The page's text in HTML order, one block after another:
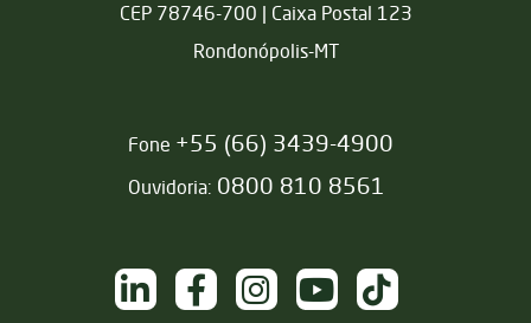
CEP 78746-700 | Caixa Postal 123
Rondonópolis-MT
Fone +55 (66) 3439-4900
Ouvidoria: 0800 810 8561
NAS REDES SOCIAIS